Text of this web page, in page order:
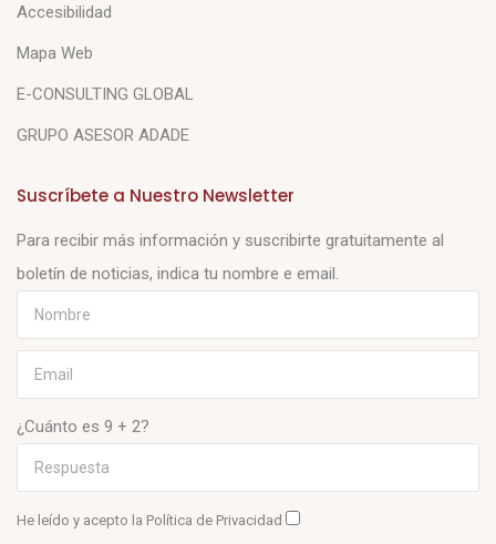
Accesibilidad
Mapa Web
E-CONSULTING GLOBAL
GRUPO ASESOR ADADE
Suscríbete a Nuestro Newsletter
Para recibir más información y suscribirte gratuitamente al
boletín de noticias, indica tu nombre e email.
¿Cuánto es 9 + 2?
He leído y acepto la Política de Privacidad